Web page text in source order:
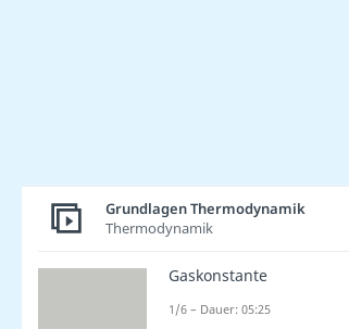
Grundlagen Thermodynamik
Thermodynamik
Gaskonstante
1/6 – Dauer: 05:25